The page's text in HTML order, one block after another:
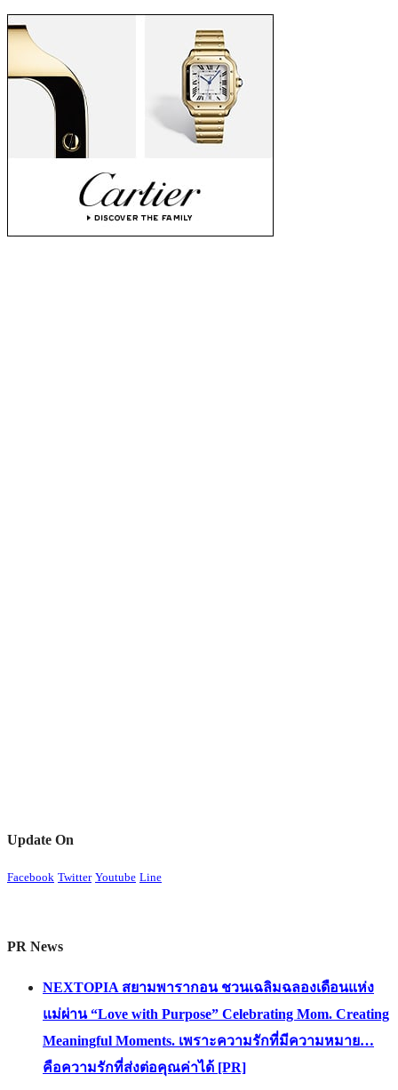
Update On
Facebook Twitter Youtube Line
PR News
NEXTOPIA สยามพารากอน ชวนเฉลิมฉลองเดือนแห่ง
แม่ผ่าน “Love with Purpose” Celebrating Mom. Creating
Meaningful Moments. เพราะความรักที่มีความหมาย…
คือความรักที่ส่งต่อคุณค่าได้ [PR]